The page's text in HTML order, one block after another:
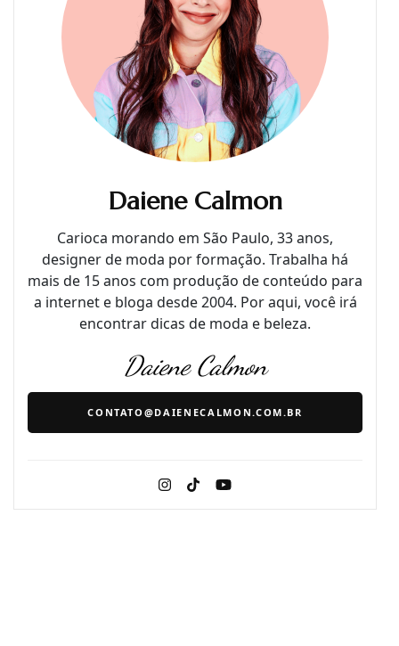
Daiene Calmon
Carioca morando em São Paulo, 33 anos,
designer de moda por formação. Trabalha há
mais de 15 anos com produção de conteúdo para
a internet e bloga desde 2004. Por aqui, você irá
encontrar dicas de moda e beleza.
Daiene Calmon
CONTATO@DAIENECALMON.COM.BR